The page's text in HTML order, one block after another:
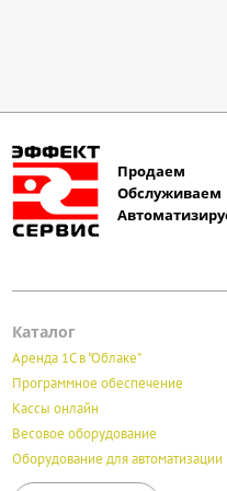
Продаем
Обслуживаем
Каталог
Аренда 1С в "Облаке"
Программное обеспечение
Кассы онлайн
Весовое оборудование
Оборудование для автоматизации